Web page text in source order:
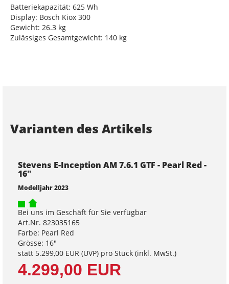
Batteriekapazität: 625 Wh
Display: Bosch Kiox 300
Gewicht: 26.3 kg
Zulässiges Gesamtgewicht: 140 kg
Varianten des Artikels
Stevens E-Inception AM 7.6.1 GTF - Pearl Red -
16"
Modelljahr 2023
Bei uns im Geschäft für Sie verfügbar
Art.Nr. 823035165
Farbe: Pearl Red
Grösse: 16"
statt 5.299,00 EUR (UVP) pro Stück (inkl. MwSt.)
4.299,00 EUR